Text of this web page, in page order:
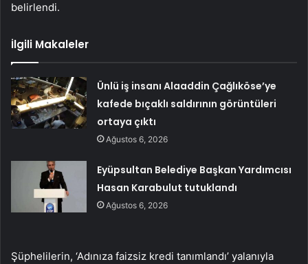
belirlendi.
İlgili Makaleler
Ünlü iş insanı Alaaddin Çağlıköse’ye
kafede bıçaklı saldırının görüntüleri
ortaya çıktı
Ağustos 6, 2026
Eyüpsultan Belediye Başkan Yardımcısı
Hasan Karabulut tutuklandı
Ağustos 6, 2026
Şüphelilerin, ‘Adınıza faizsiz kredi tanımlandı’ yalanıyla